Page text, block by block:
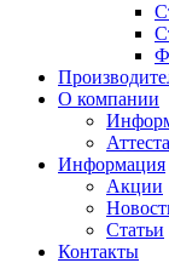
О компании
Информация
Акции
Статьи
Контакты